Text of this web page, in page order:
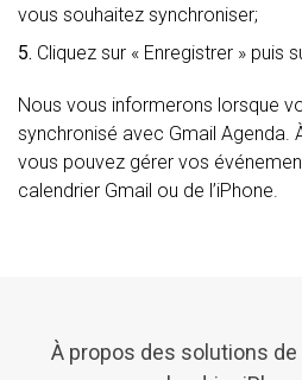
vous souhaitez synchroniser;
5. Cliquez sur « Enregistrer » puis
Nous vous informerons lorsque
synchronisé avec Gmail Agenda.
vous pouvez gérer vos
calendrier Gmail ou de l’iPhone.
À propos des solutions